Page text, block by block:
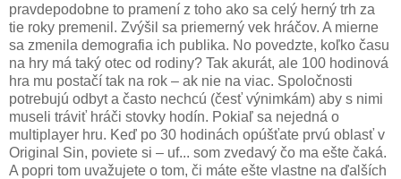
pravdepodobne to pramení z toho ako sa celý herný trh za
tie roky premenil. Zvýšil sa priemerný vek hráčov. A mierne
sa zmenila demografia ich publika. No povedzte, koľko času
na hry má taký otec od rodiny? Tak akurát, ale 100 hodinová
hra mu postačí tak na rok – ak nie na viac. Spoločnosti
potrebujú odbyt a často nechcú (česť výnimkám) aby s nimi
museli tráviť hráči stovky hodín. Pokiaľ sa nejedná o
multiplayer hru. Keď po 30 hodinách opúšťate prvú oblasť v
Original Sin, poviete si – uf... som zvedavý čo ma ešte čaká.
A popri tom uvažujete o tom, či máte ešte vlastne na ďalších